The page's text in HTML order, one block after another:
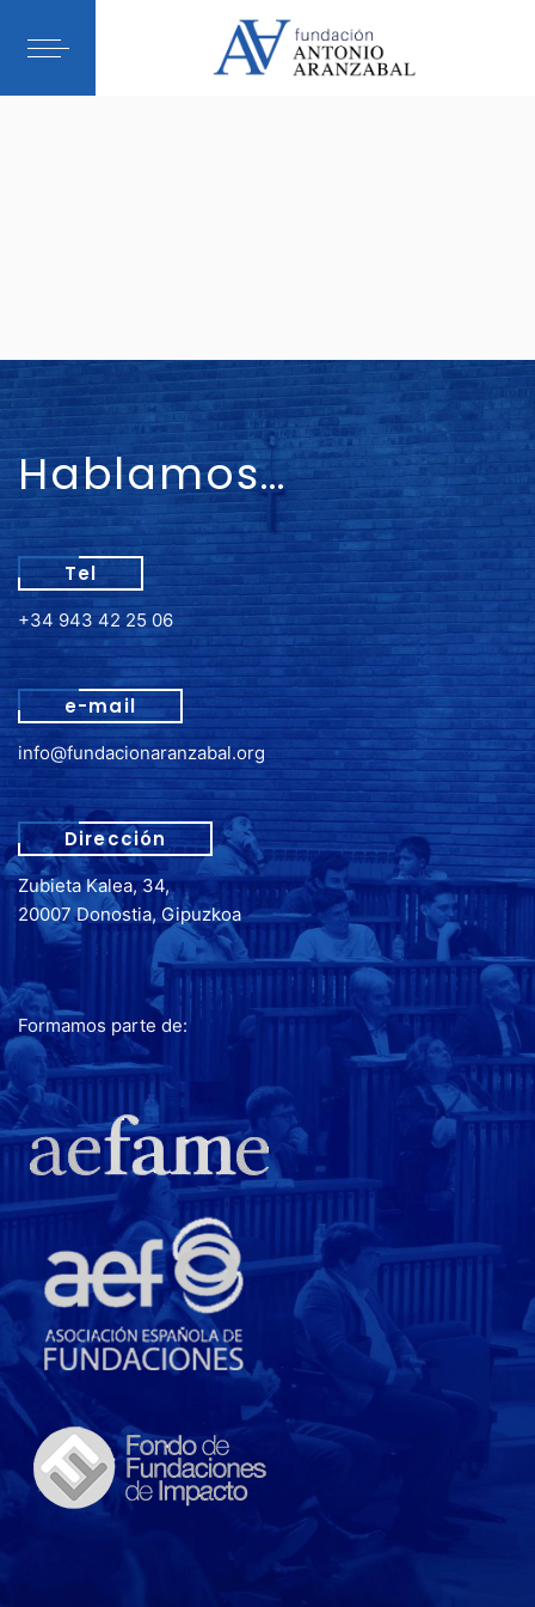
Hablamos…
Tel
+34 943 42 25 06
e-mail
info@fundacionaranzabal.org
Dirección
Zubieta Kalea, 34,
20007 Donostia, Gipuzkoa
Formamos parte de: